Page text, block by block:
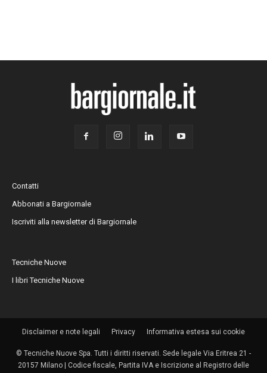
Contatti
Abbonati a Bargiornale
Iscriviti alla newsletter di Bargiornale
Tecniche Nuove
I libri Tecniche Nuove
Disclaimer e note legali Privacy Informativa estesa sui cookie
© Tecniche Nuove Spa. Tutti i diritti riservati. Sede legale Via Eritrea 21 -
20157 Milano | Codice fiscale, Partita IVA e Iscrizione al Registro delle